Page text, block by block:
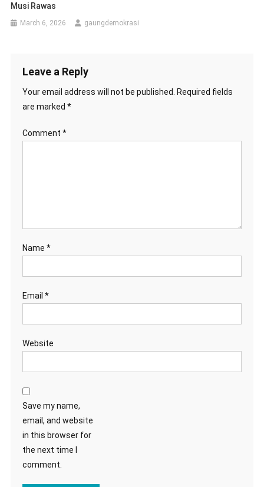
Musi Rawas
March 6, 2026 gaungdemokrasi
Leave a Reply
Your email address will not be published. Required fields
are marked *
Comment *
Name *
Email *
Website
Save my name,
email, and website
in this browser for
the next time I
comment.